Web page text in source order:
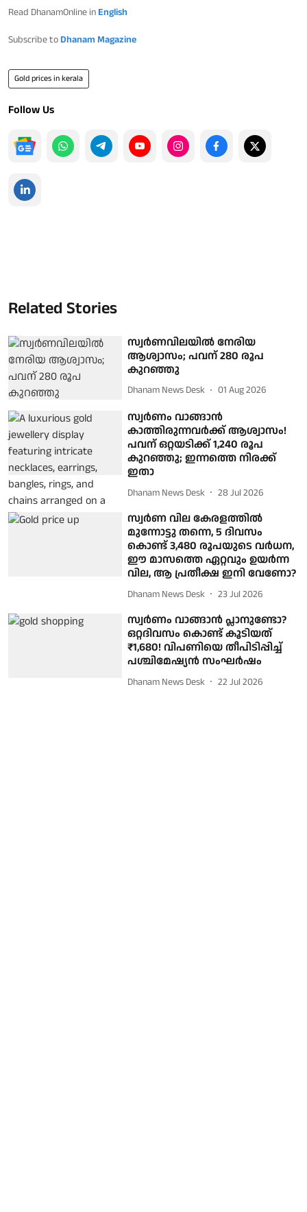
Read DhanamOnline in English
Subscribe to Dhanam Magazine
Gold prices in kerala
Follow Us
Related Stories
സ്വര്‍ണവിലയില്‍ നേരിയ
ആശ്വാസം; പവന് 280 രൂപ
കുറഞ്ഞു
Dhanam News Desk 01 Aug 2026
സ്വര്‍ണം വാങ്ങാന്‍
കാത്തിരുന്നവര്‍ക്ക് ആശ്വാസം!
പവന് ഒറ്റയടിക്ക് 1,240 രൂപ
കുറഞ്ഞു; ഇന്നത്തെ നിരക്ക്
ഇതാ
Dhanam News Desk 28 Jul 2026
സ്വര്‍ണ വില കേരളത്തില്‍
മുന്നോട്ടു തന്നെ, 5 ദിവസം
കൊണ്ട് 3,480 രൂപയുടെ വര്‍ധന,
ഈ മാസത്തെ ഏറ്റവും ഉയര്‍ന്ന
വില, ആ പ്രതീക്ഷ ഇനി വേണോ?
Dhanam News Desk 23 Jul 2026
സ്വര്‍ണം വാങ്ങാന്‍ പ്ലാനുണ്ടോ?
ഒറ്റദിവസം കൊണ്ട് കൂടിയത്
₹1,680! വിപണിയെ തീപിടിപ്പിച്ച്
പശ്ചിമേഷ്യന്‍ സംഘര്‍ഷം
Dhanam News Desk 22 Jul 2026